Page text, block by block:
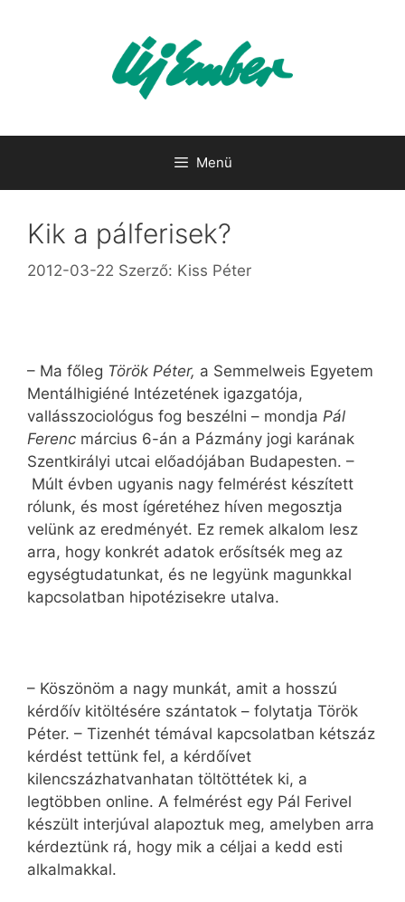
Menü
Kik a pálferisek?
2012-03-22 Szerző: Kiss Péter
– Ma főleg Török Péter, a Semmelweis Egyetem
Mentálhigiéné Intézetének igazgatója,
vallásszociológus fog beszélni – mondja Pál
Ferenc március 6-án a Pázmány jogi karának
Szentkirályi utcai előadójában Budapesten. –
Múlt évben ugyanis nagy felmérést készített
rólunk, és most ígéretéhez híven megosztja
velünk az eredményét. Ez remek alkalom lesz
arra, hogy konkrét adatok erősítsék meg az
egységtudatunkat, és ne legyünk magunkkal
kapcsolatban hipotézisekre utalva.
– Köszönöm a nagy munkát, amit a hosszú
kérdőív kitöltésére szántatok – folytatja Török
Péter. – Tizenhét témával kapcsolatban kétszáz
kérdést tettünk fel, a kérdőívet
kilencszázhatvanhatan töltöttétek ki, a
legtöbben online. A felmérést egy Pál Ferivel
készült interjúval alapoztuk meg, amelyben arra
kérdeztünk rá, hogy mik a céljai a kedd esti
alkalmakkal.